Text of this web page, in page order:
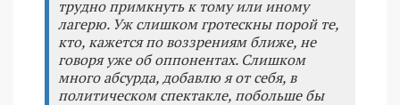
трудно примкнуть к тому или иному
лагерю. Уж слишком гротескны порой те,
кто, кажется по воззрениям ближе, не
говоря уже об оппонентах. Слишком
много абсурда, добавлю я от себя, в
политическом спектакле, побольше бы